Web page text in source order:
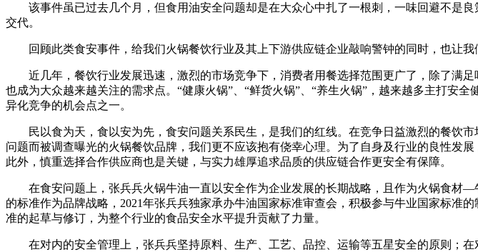
该事件虽已过去几个月，但食用油安全问题却是在大众心中扎了一根刺，一味回避不是
交代。
回顾此类食安事件，给我们火锅餐饮行业及其上下游供应链企业敲响警钟的同时，也让我
近几年，餐饮行业发展迅速，激烈的市场竞争下，消费者用餐选择范围更广了，除了满足
也成为大众越来越关注的需求点。“健康火锅”、“鲜货火锅”、“养生火锅”，越来越多主打安
异化竞争的机会点之一。
民以食为天，食以安为先，食安问题关系民生，是我们的红线。在竞争日益激烈的餐饮市
问题而被调查曝光的火锅餐饮品牌，我们更不应该抱有侥幸心理。为了自身及行业的良性发
此外，慎重选择合作供应商也是关键，与实力雄厚追求品质的供应链合作更安全有保障。
在食安问题上，张兵兵火锅牛油一直以安全作为企业发展的长期战略，且作为火锅食材—
的标准作为品牌战略，2021年张兵兵独家承办牛油国家标准审查会，积极参与牛业国家标准
准的起草与修订，为整个行业的食品安全水平提升贡献了力量。
在对内的安全管理上，张兵兵坚持原料、生产、工艺、品控、运输等五星安全的原则；在